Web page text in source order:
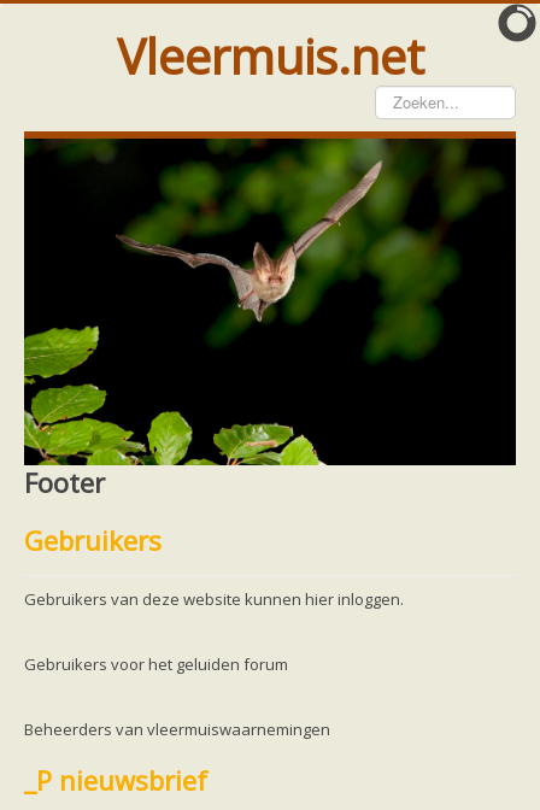
Vleermuis.net
Vleermuis gezien
Waarneming doorgeven
Wat doen wij met meldingen
Telinstructie
Waarnemingen doorgeven elders
Hulp
Vleermuis gevonden
Vanginstructie
Hulp per email
Hulp per provincie
Drenthe
Friesland
Noord-Holland
Zeeland
Bescherming
Gebiedsbescherming
Home Hulp Hulp per provincie
Footer
Gebruikers
Gebruikers van deze website kunnen hier inloggen.
Gebruikers voor het geluiden forum
Beheerders van vleermuiswaarnemingen
_P nieuwsbrief